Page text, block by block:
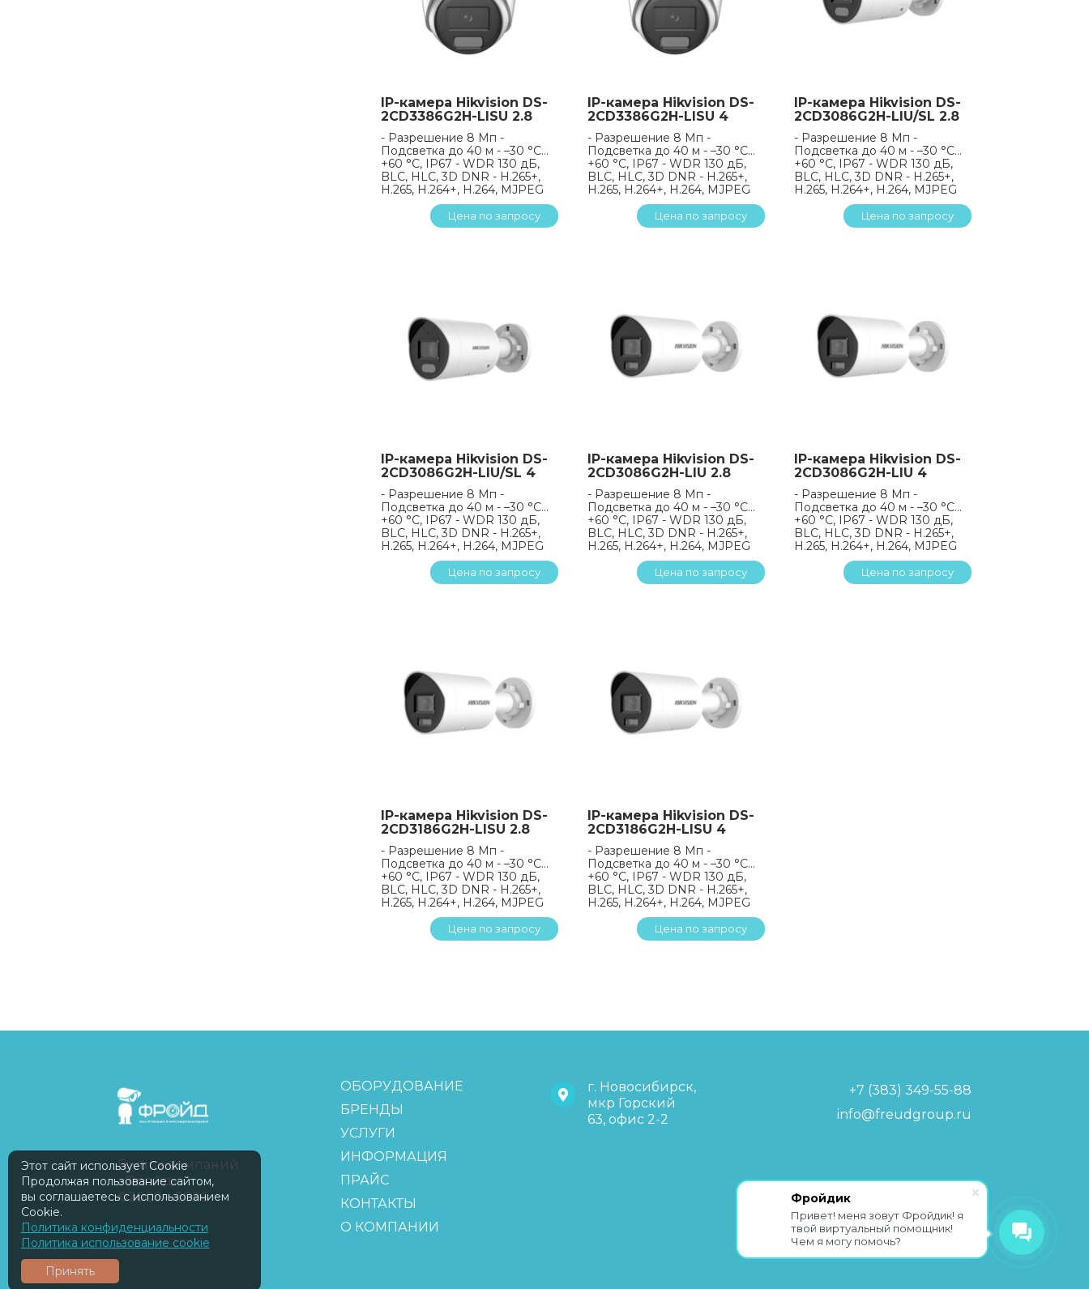
Фройдик
Привет! меня зовут Фройдик! я
твой виртуальный помощник!
Чем я могу помочь?
IP-камера Hikvision DS-
2CD3386G2H-LISU 2.8
- Разрешение 8 Мп -
Подсветка до 40 м - –30 °C…
+60 °C, IP67 - WDR 130 дБ,
BLC, HLC, 3D DNR - H.265+,
H.265, H.264+, H.264, MJPEG
Цена по запросу
IP-камера Hikvision DS-
2CD3386G2H-LISU 4
- Разрешение 8 Мп -
Подсветка до 40 м - –30 °C…
+60 °C, IP67 - WDR 130 дБ,
BLC, HLC, 3D DNR - H.265+,
H.265, H.264+, H.264, MJPEG
Цена по запросу
IP-камера Hikvision DS-
2CD3086G2H-LIU/SL 2.8
- Разрешение 8 Мп -
Подсветка до 40 м - –30 °C…
+60 °C, IP67 - WDR 130 дБ,
BLC, HLC, 3D DNR - H.265+,
H.265, H.264+, H.264, MJPEG
Цена по запросу
IP-камера Hikvision DS-
2CD3086G2H-LIU/SL 4
- Разрешение 8 Мп -
Подсветка до 40 м - –30 °C…
+60 °C, IP67 - WDR 130 дБ,
BLC, HLC, 3D DNR - H.265+,
H.265, H.264+, H.264, MJPEG
Цена по запросу
IP-камера Hikvision DS-
2CD3086G2H-LIU 2.8
- Разрешение 8 Мп -
Подсветка до 40 м - –30 °C…
+60 °C, IP67 - WDR 130 дБ,
BLC, HLC, 3D DNR - H.265+,
H.265, H.264+, H.264, MJPEG
Цена по запросу
IP-камера Hikvision DS-
2CD3086G2H-LIU 4
- Разрешение 8 Мп -
Подсветка до 40 м - –30 °C…
+60 °C, IP67 - WDR 130 дБ,
BLC, HLC, 3D DNR - H.265+,
H.265, H.264+, H.264, MJPEG
Цена по запросу
IP-камера Hikvision DS-
2CD3186G2H-LISU 2.8
- Разрешение 8 Мп -
Подсветка до 40 м - –30 °C…
+60 °C, IP67 - WDR 130 дБ,
BLC, HLC, 3D DNR - H.265+,
H.265, H.264+, H.264, MJPEG
Цена по запросу
IP-камера Hikvision DS-
2CD3186G2H-LISU 4
- Разрешение 8 Мп -
Подсветка до 40 м - –30 °C…
+60 °C, IP67 - WDR 130 дБ,
BLC, HLC, 3D DNR - H.265+,
H.265, H.264+, H.264, MJPEG
Цена по запросу
FreudGroup
Группа компаний
«Фройд»
©2009—2026
ISOMORPH
ОБОРУДОВАНИЕ
БРЕНДЫ
УСЛУГИ
ИНФОРМАЦИЯ
ПРАЙС
КОНТАКТЫ
О КОМПАНИИ
г. Новосибирск,
мкр Горский
63, офис 2-2
+7 (383) 349-55-88
info@freudgroup.ru
персональных данных
Этот сайт использует Cookie
Продолжая пользование сайтом,
вы соглашаетесь с использованием
Cookie.
Политика конфиденциальности
Политика использование cookie
Принять